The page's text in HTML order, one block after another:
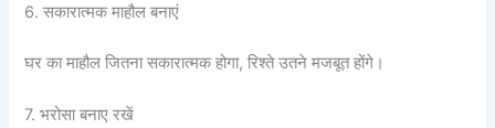
6. सकारात्मक माहौल बनाएं
घर का माहौल जितना सकारात्मक होगा, रिश्ते उतने मजबूत होंगे।
7. भरोसा बनाए रखें